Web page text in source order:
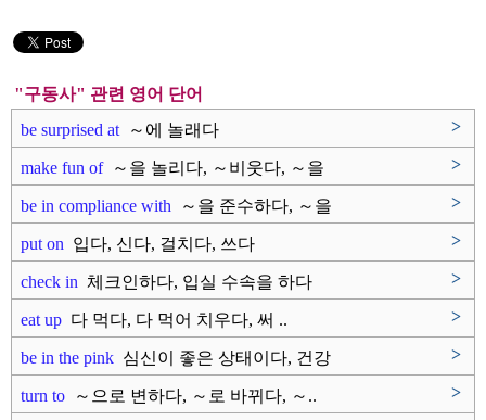
"구동사" 관련 영어 단어
be surprised at ～에 놀래다 >
make fun of～을 놀리다, ～비웃다, ～을
>
be in compliance with ～을 준수하다, ～을
>
put on 입다, 신다, 걸치다, 쓰다 >
check in 체크인하다, 입실 수속을 하다 >
eat up 다 먹다, 다 먹어 치우다, 써 .. >
be in the pink 심신이 좋은 상태이다, 건강
>
turn to ～으로 변하다, ～로 바뀌다, ～.. >